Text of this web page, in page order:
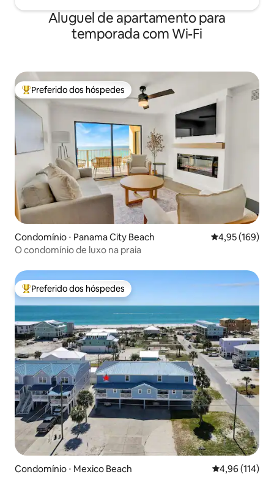
Aluguel de apartamento para
temporada com Wi-Fi
Entre os melhores preferidos dos hóspedes
Preferido dos hóspedes
Condomínio ⋅ Panama City Beach 4,95 de uma
4,95 (169)
O condomínio de luxo na praia
Entre os melhores preferidos dos hóspedes
Preferido dos hóspedes
Condomínio ⋅ Mexico Beach 4,96 de uma
4,96 (114)